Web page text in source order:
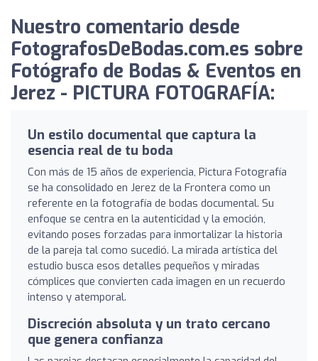
Nuestro comentario desde
FotografosDeBodas.com.es sobre
Fotógrafo de Bodas & Eventos en
Jerez - PICTURA FOTOGRAFÍA:
Un estilo documental que captura la
esencia real de tu boda
Con más de 15 años de experiencia, Pictura Fotografía
se ha consolidado en Jerez de la Frontera como un
referente en la fotografía de bodas documental. Su
enfoque se centra en la autenticidad y la emoción,
evitando poses forzadas para inmortalizar la historia
de la pareja tal como sucedió. La mirada artística del
estudio busca esos detalles pequeños y miradas
cómplices que convierten cada imagen en un recuerdo
intenso y atemporal.
Discreción absoluta y un trato cercano
que genera confianza